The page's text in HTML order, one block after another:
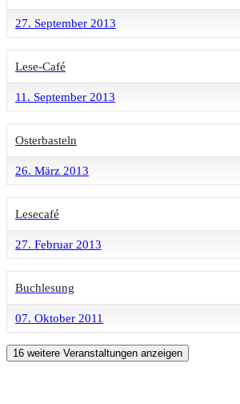
27. September 2013
Lese-Café
11. September 2013
Osterbasteln
26. März 2013
Lesecafé
27. Februar 2013
Buchlesung
07. Oktober 2011
16 weitere Veranstaltungen anzeigen